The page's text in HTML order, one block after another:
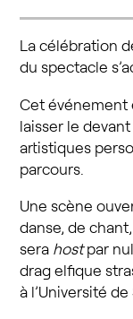
La célébration
du spectacle
Cet événement
laisser le
artistiques
parcours.
Une scène
danse, de
sera hostpar
drag elfique
à l’Université